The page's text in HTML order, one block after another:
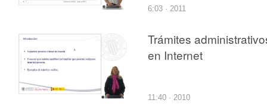
6:03 · 2011
Trámites
en Internet
11:40 · 2010